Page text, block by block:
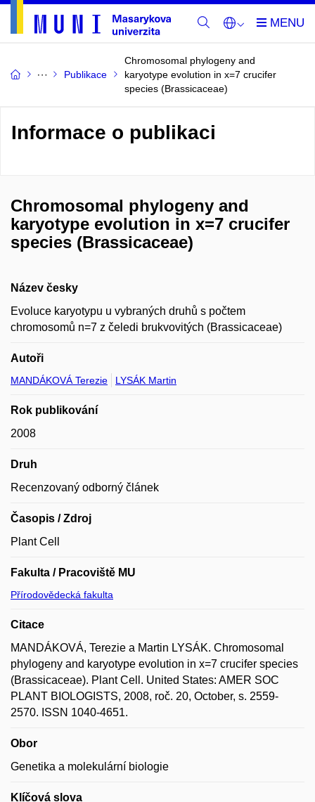
Publikace
Chromosomal phylogeny and
karyotype evolution in x=7 crucifer
species (Brassicaceae)
Informace o publikaci
Chromosomal phylogeny and
karyotype evolution in x=7 crucifer
species (Brassicaceae)
Název česky
Evoluce karyotypu u vybraných druhů s počtem
chromosomů n=7 z čeledi brukvovitých (Brassicaceae)
Autoři
MANDÁKOVÁ Terezie LYSÁK Martin
Rok publikování
2008
Druh
Recenzovaný odborný článek
Časopis / Zdroj
Plant Cell
Fakulta / Pracoviště MU
Přírodovědecká fakulta
Citace
MANDÁKOVÁ, Terezie a Martin LYSÁK. Chromosomal
phylogeny and karyotype evolution in x=7 crucifer species
(Brassicaceae). Plant Cell. United States: AMER SOC
PLANT BIOLOGISTS, 2008, roč. 20, October, s. 2559-
2570. ISSN 1040-4651.
Obor
Genetika a molekulární biologie
Klíčová slova